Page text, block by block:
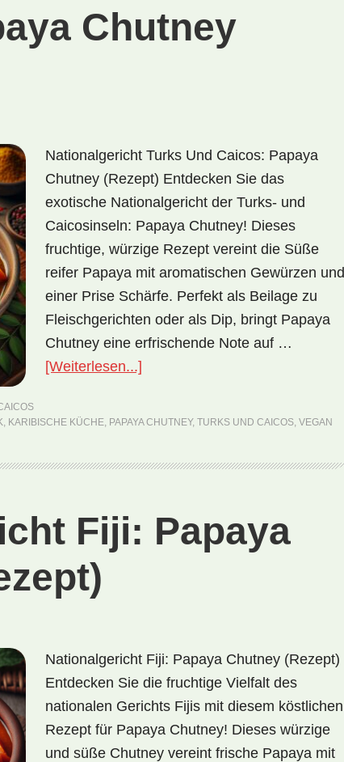
Chutney
Nationalgericht Turks Und Caicos: Papaya
Chutney (Rezept) Entdecken Sie das
exotische Nationalgericht der Turks- und
Caicosinseln: Papaya Chutney! Dieses
fruchtige, würzige Rezept vereint die Süße
reifer Papaya mit aromatischen Gewürzen und
einer Prise Schärfe. Perfekt als Beilage zu
Fleischgerichten oder als Dip, bringt Papaya
Chutney eine erfrischende Note auf …
[Weiterlesen...]
Papaya
, KARIBISCHE KÜCHE, PAPAYA CHUTNEY, TURKS UND CAICOS, VEGAN
Fiji: Papaya
Nationalgericht Fiji: Papaya Chutney (Rezept)
Entdecken Sie die fruchtige Vielfalt des
nationalen Gerichts Fijis mit diesem köstlichen
Rezept für Papaya Chutney! Dieses würzige
und süße Chutney vereint frische Papaya mit